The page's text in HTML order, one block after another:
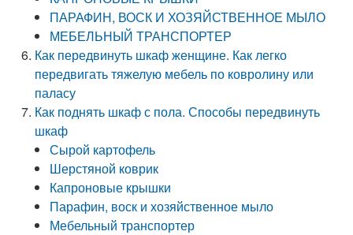
ПАРАФИН, ВОСК И ХОЗЯЙСТВЕННОЕ МЫЛО
МЕБЕЛЬНЫЙ ТРАНСПОРТЕР
Как передвинуть шкаф женщине. Как легко
передвигать тяжелую мебель по ковролину или
паласу
Как поднять шкаф с пола. Способы передвинуть
шкаф
Сырой картофель
Шерстяной коврик
Капроновые крышки
Парафин, воск и хозяйственное мыло
Мебельный транспортер